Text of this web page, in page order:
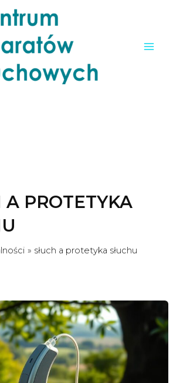
A PROTETYKA
słuch a protetyka słuchu